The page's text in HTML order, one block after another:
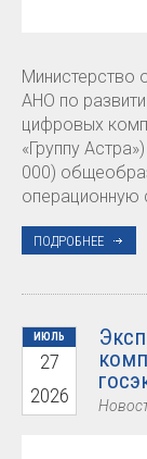
Министерство
АНО по
цифровых
«Группу
000)
операционную
ПОДРОБНЕЕ
ИЮЛЬ
27
2026